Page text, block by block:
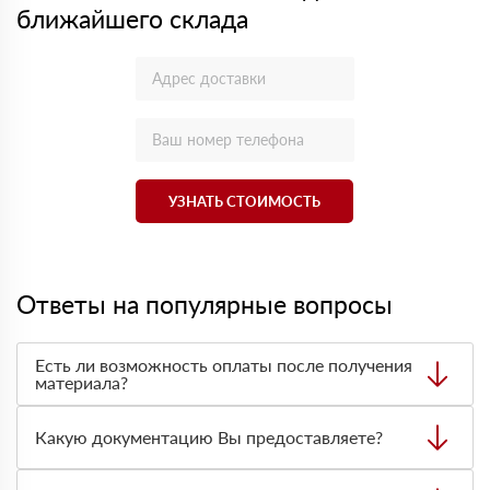
ближайшего склада
УЗНАТЬ СТОИМОСТЬ
Ответы на популярные вопросы
Есть ли возможность оплаты после получения
материала?
оплата по факту получения товара. При этом, если
доставленный товар был ненадлежащего качества, то
Вы вправе от него отказаться.
Какую документацию Вы предоставляете?